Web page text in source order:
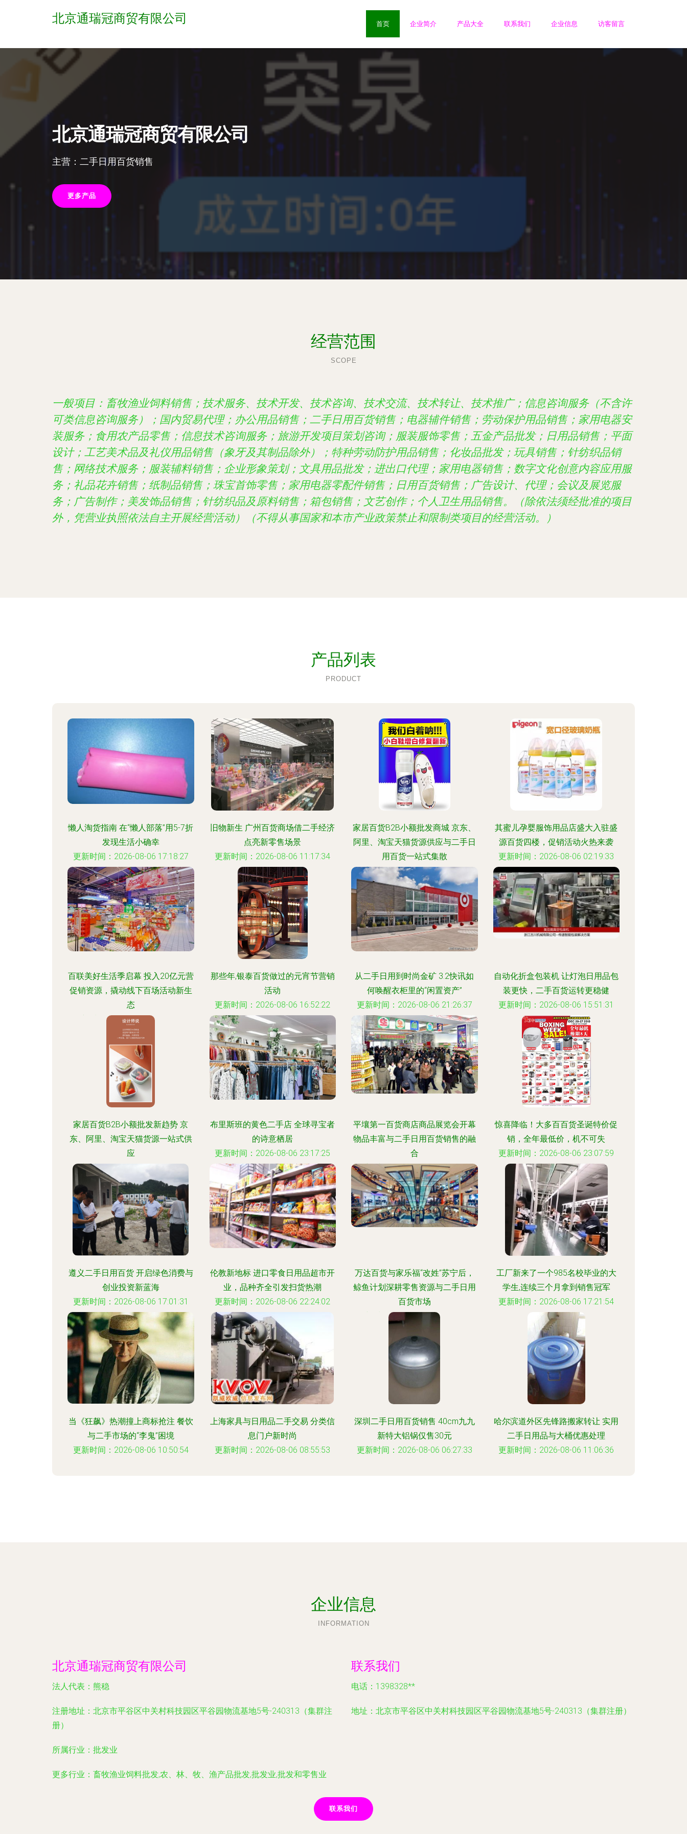
北京通瑞冠商贸有限公司 首页 企业简介 产品大全 联系我们 企业信息 访客留言
北京通瑞冠商贸有限公司
主营：二手日用百货销售
更多产品
经营范围
SCOPE
一般项目：畜牧渔业饲料销售；技术服务、技术开发、技术咨询、技术交流、技术转让、技术推广；信息咨询服务（不含许
可类信息咨询服务）；国内贸易代理；办公用品销售；二手日用百货销售；电器辅件销售；劳动保护用品销售；家用电器安
装服务；食用农产品零售；信息技术咨询服务；旅游开发项目策划咨询；服装服饰零售；五金产品批发；日用品销售；平面
设计；工艺美术品及礼仪用品销售（象牙及其制品除外）；特种劳动防护用品销售；化妆品批发；玩具销售；针纺织品销
售；网络技术服务；服装辅料销售；企业形象策划；文具用品批发；进出口代理；家用电器销售；数字文化创意内容应用服
务；礼品花卉销售；纸制品销售；珠宝首饰零售；家用电器零配件销售；日用百货销售；广告设计、代理；会议及展览服
务；广告制作；美发饰品销售；针纺织品及原料销售；箱包销售；文艺创作；个人卫生用品销售。（除依法须经批准的项目
外，凭营业执照依法自主开展经营活动）（不得从事国家和本市产业政策禁止和限制类项目的经营活动。）
产品列表
PRODUCT
懒人淘货指南 在“懒人部落”用5-7折
发现生活小确幸
更新时间：2026-08-06 17:18:27
旧物新生 广州百货商场借二手经济
点亮新零售场景
更新时间：2026-08-06 11:17:34
家居百货B2B小额批发商城 京东、
阿里、淘宝天猫货源供应与二手日
用百货一站式集散
更新时间：2026-08-06 21:57:22
其蜜儿孕婴服饰用品店盛大入驻盛
源百货四楼，促销活动火热来袭
更新时间：2026-08-06 02:19:33
百联美好生活季启幕 投入20亿元营
促销资源，撬动线下百场活动新生
态
更新时间：2026-08-06 05:43:04
那些年,银泰百货做过的元宵节营销
活动
更新时间：2026-08-06 16:52:22
从二手日用到时尚金矿 3.2快讯如
何唤醒衣柜里的“闲置资产”
更新时间：2026-08-06 21:26:37
自动化折盒包装机 让灯泡日用品包
装更快，二手百货运转更稳健
更新时间：2026-08-06 15:51:31
家居百货B2B小额批发新趋势 京
东、阿里、淘宝天猫货源一站式供
应
更新时间：2026-08-06 19:11:59
布里斯班的黄色二手店 全球寻宝者
的诗意栖居
更新时间：2026-08-06 23:17:25
平壤第一百货商店商品展览会开幕
物品丰富与二手日用百货销售的融
合
更新时间：2026-08-06 23:36:25
惊喜降临！大多百百货圣诞特价促
销，全年最低价，机不可失
更新时间：2026-08-06 23:07:59
遵义二手日用百货 开启绿色消费与
创业投资新蓝海
更新时间：2026-08-06 17:01:31
伦教新地标 进口零食日用品超市开
业，品种齐全引发扫货热潮
更新时间：2026-08-06 22:24:02
万达百货与家乐福“改姓”苏宁后，
鲸鱼计划深耕零售资源与二手日用
百货市场
更新时间：2026-08-06 08:02:36
工厂新来了一个985名校毕业的大
学生,连续三个月拿到销售冠军
更新时间：2026-08-06 17:21:54
当《狂飙》热潮撞上商标抢注 餐饮
与二手市场的“李鬼”困境
更新时间：2026-08-06 10:50:54
上海家具与日用品二手交易 分类信
息门户新时尚
更新时间：2026-08-06 08:55:53
深圳二手日用百货销售 40cm九九
新特大铝锅仅售30元
更新时间：2026-08-06 06:27:33
哈尔滨道外区先锋路搬家转让 实用
二手日用品与大桶优惠处理
更新时间：2026-08-06 11:06:36
企业信息
INFORMATION
北京通瑞冠商贸有限公司
法人代表： 熊稳
注册地址： 北京市平谷区中关村科技园区平谷园物流基地5号-240313（集群注
册）
所属行业： 批发业
更多行业： 畜牧渔业饲料批发,农、林、牧、渔产品批发,批发业,批发和零售业
联系我们
电话：1398328**
地址：北京市平谷区中关村科技园区平谷园物流基地5号-240313（集群注册）
联系我们